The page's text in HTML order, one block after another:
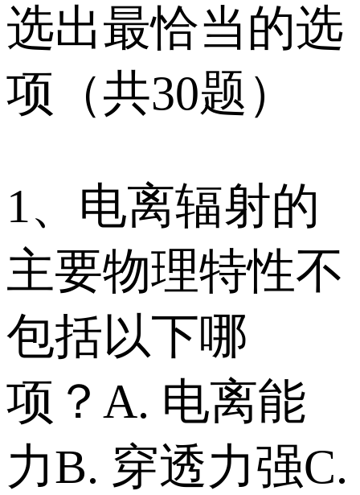
选出最恰当的选
项（共30题）
1、电离辐射的
主要物理特性不
包括以下哪
项？ A. 电离能
力 B. 穿透力强 C.